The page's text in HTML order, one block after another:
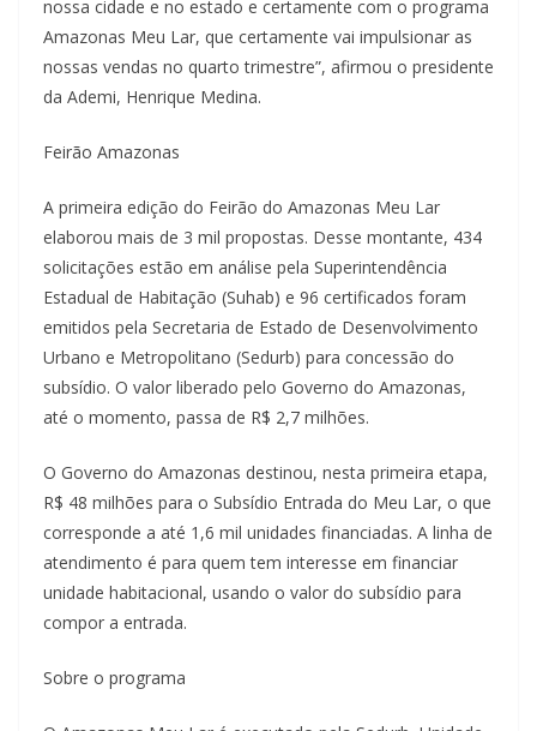
nossa cidade e no estado e certamente com o programa
Amazonas Meu Lar, que certamente vai impulsionar as
nossas vendas no quarto trimestre”, afirmou o presidente
da Ademi, Henrique Medina.
Feirão Amazonas
A primeira edição do Feirão do Amazonas Meu Lar
elaborou mais de 3 mil propostas. Desse montante, 434
solicitações estão em análise pela Superintendência
Estadual de Habitação (Suhab) e 96 certificados foram
emitidos pela Secretaria de Estado de Desenvolvimento
Urbano e Metropolitano (Sedurb) para concessão do
subsídio. O valor liberado pelo Governo do Amazonas,
até o momento, passa de R$ 2,7 milhões.
O Governo do Amazonas destinou, nesta primeira etapa,
R$ 48 milhões para o Subsídio Entrada do Meu Lar, o que
corresponde a até 1,6 mil unidades financiadas. A linha de
atendimento é para quem tem interesse em financiar
unidade habitacional, usando o valor do subsídio para
compor a entrada.
Sobre o programa